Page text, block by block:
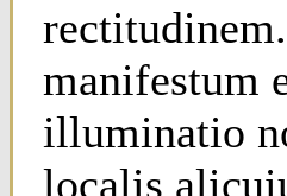
manifestum
illuminatio
localis